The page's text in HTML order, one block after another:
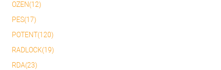
OZEN(12)
PES(17)
POTENT(120)
RADLOCK(19)
RDA(23)